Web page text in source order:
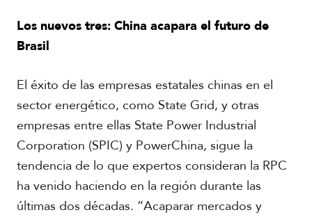
Los nuevos tres: China acapara el futuro de
Brasil
El éxito de las empresas estatales chinas en el
sector energético, como State Grid, y otras
empresas entre ellas State Power Industrial
Corporation (SPIC) y PowerChina, sigue la
tendencia de lo que expertos consideran la RPC
ha venido haciendo en la región durante las
últimas dos décadas. “Acaparar mercados y